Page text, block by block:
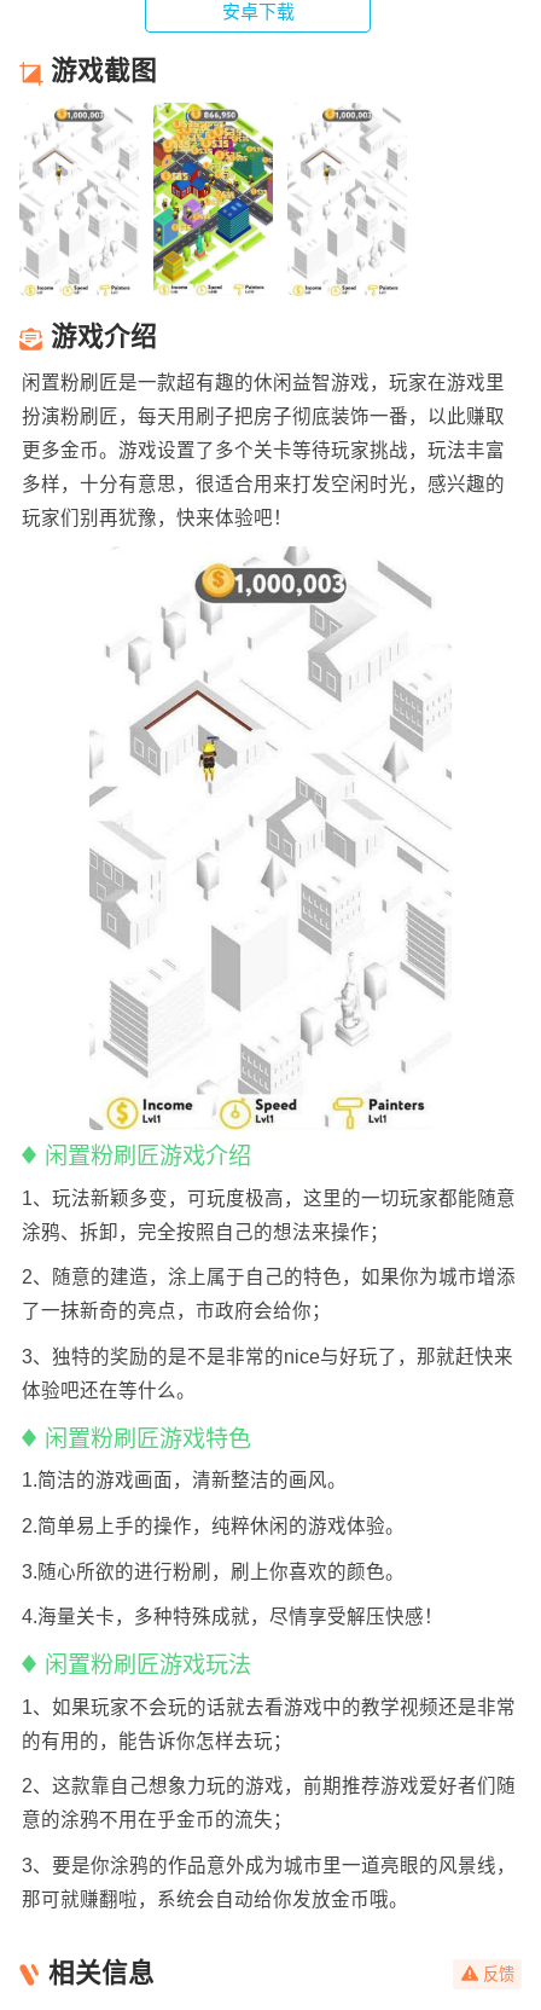
安卓下载
游戏截图
游戏介绍
闲置粉刷匠是一款超有趣的休闲益智游戏，玩家在游戏里
扮演粉刷匠，每天用刷子把房子彻底装饰一番，以此赚取
更多金币。游戏设置了多个关卡等待玩家挑战，玩法丰富
多样，十分有意思，很适合用来打发空闲时光，感兴趣的
玩家们别再犹豫，快来体验吧！
闲置粉刷匠游戏介绍
1、玩法新颖多变，可玩度极高，这里的一切玩家都能随意
涂鸦、拆卸，完全按照自己的想法来操作；
2、随意的建造，涂上属于自己的特色，如果你为城市增添
了一抹新奇的亮点，市政府会给你；
3、独特的奖励的是不是非常的nice与好玩了，那就赶快来
体验吧还在等什么。
闲置粉刷匠游戏特色
1.简洁的游戏画面，清新整洁的画风。
2.简单易上手的操作，纯粹休闲的游戏体验。
3.随心所欲的进行粉刷，刷上你喜欢的颜色。
4.海量关卡，多种特殊成就，尽情享受解压快感！
闲置粉刷匠游戏玩法
1、如果玩家不会玩的话就去看游戏中的教学视频还是非常
的有用的，能告诉你怎样去玩；
2、这款靠自己想象力玩的游戏，前期推荐游戏爱好者们随
意的涂鸦不用在乎金币的流失；
3、要是你涂鸦的作品意外成为城市里一道亮眼的风景线，
那可就赚翻啦，系统会自动给你发放金币哦。
相关信息 反馈